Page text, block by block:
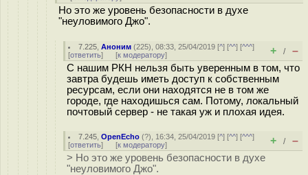
Но это же уровень безопасности в духе
"неуловимого Джо".
7.225 ,Аноним (225), 08:33, 25/04/2019 [^] [^^] [^^^]
[ответить] [к модератору] + / –
С нашим РКН нельзя быть уверенным в том, что
завтра будешь иметь доступ к собственным
ресурсам, если они находятся не в том же
городе, где находишься сам. Потому, локальный
почтовый сервер - не такая уж и плохая идея.
7.245 ,OpenEcho (?), 16:34, 25/04/2019 [^] [^^] [^^^]
[ответить] [к модератору] + / –
> Но это же уровень безопасности в духе
"неуловимого Джо".